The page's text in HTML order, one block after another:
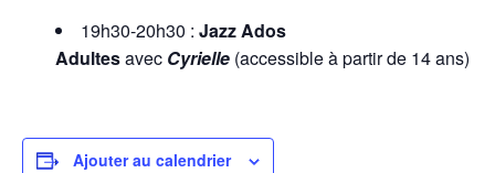
19h30-20h30 : Jazz Ados
Adultesavec Cyrielle (accessible à partir de 14 ans)
Ajouter au calendrier